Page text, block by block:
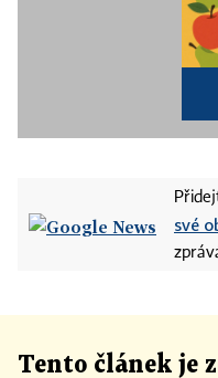
své
Tento článek je